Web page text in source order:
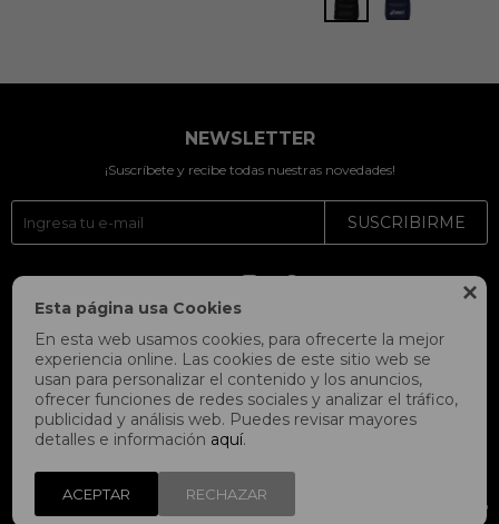

Esta página usa Cookies
En esta web usamos cookies, para ofrecerte la mejor
experiencia online. Las cookies de este sitio web se
usan para personalizar el contenido y los anuncios,
ofrecer funciones de redes sociales y analizar el tráfico,
publicidad y análisis web. Puedes revisar mayores
detalles e información aquí.
ACEPTAR RECHAZAR
NEWSLETTER
¡Suscríbete y recibe todas nuestras novedades!
SUSCRIBIRME